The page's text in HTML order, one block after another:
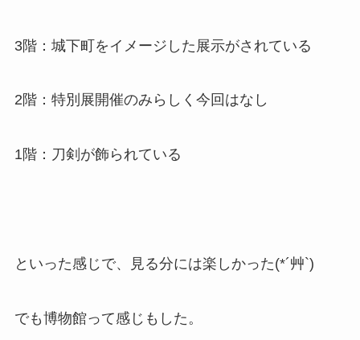
3階：城下町をイメージした展示がされている
2階：特別展開催のみらしく今回はなし
1階：刀剣が飾られている
といった感じで、見る分には楽しかった(*´艸`)
でも博物館って感じもした。